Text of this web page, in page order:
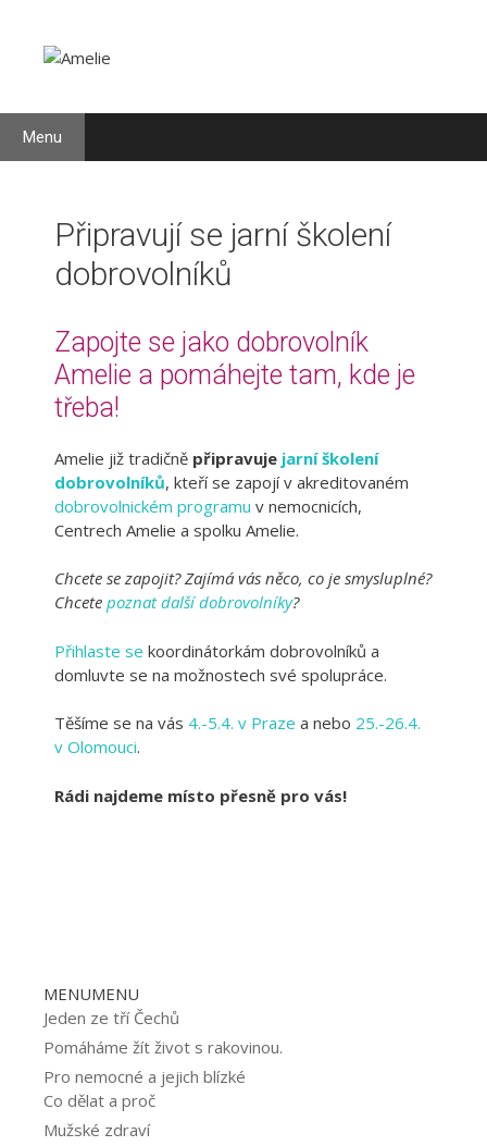
obsah
obsah
Menu
Připravují se jarní školení
dobrovolníků
Zapojte se jako dobrovolník
Amelie a pomáhejte tam, kde je
třeba!
Amelie již tradičně připravuje jarní školení
dobrovolníků, kteří se zapojí v akreditovaném
dobrovolnickém programu v nemocnicích,
Centrech Amelie a spolku Amelie.
Chcete se zapojit? Zajímá vás něco, co je smysluplné?
Chcete poznat další dobrovolníky?
Přihlaste se koordinátorkám dobrovolníků a
domluvte se na možnostech své spolupráce.
Těšíme se na vás 4.-5.4. v Praze a nebo 25.-26.4.
v Olomouci.
Rádi najdeme místo přesně pro vás!
MENUMENU
Jeden ze tří Čechů
Pomáháme žít život s rakovinou.
Pro nemocné a jejich blízké
Co dělat a proč
Mužské zdraví